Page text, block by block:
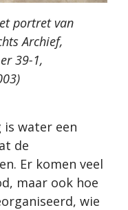
portret van
Archief,
39-1,
is water een
de
Er komen veel
maar ook hoe
wie